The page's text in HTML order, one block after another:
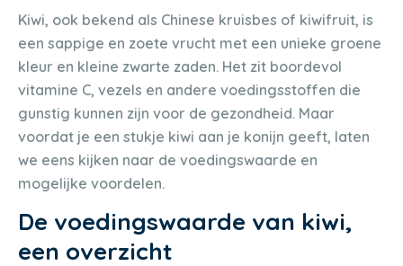
Kiwi, ook bekend als Chinese kruisbes of kiwifruit, is
een sappige en zoete vrucht met een unieke groene
kleur en kleine zwarte zaden. Het zit boordevol
vitamine C, vezels en andere voedingsstoffen die
gunstig kunnen zijn voor de gezondheid. Maar
voordat je een stukje kiwi aan je konijn geeft, laten
we eens kijken naar de voedingswaarde en
mogelijke voordelen.
De voedingswaarde van kiwi,
een overzicht